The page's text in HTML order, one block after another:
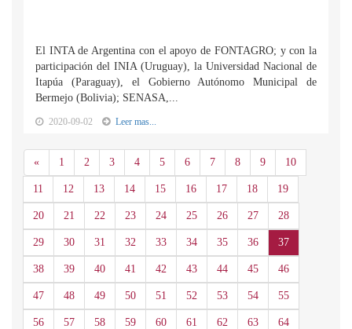
El INTA de Argentina con el apoyo de FONTAGRO; y con la
participación del INIA (Uruguay), la Universidad Nacional de
Itapúa (Paraguay), el Gobierno Autónomo Municipal de
Bermejo (Bolivia); SENASA,...
2020-09-02 Leer mas...
«Anterior
1 2 3 4 5 6 7 8 9 10
11 12 13 14 15 16 17 18 19
20 21 22 23 24 25 26 27 28
29 30 31 32 33 34 35 36 37
38 39 40 41 42 43 44 45 46
47 48 49 50 51 52 53 54 55
56 57 58 59 60 61 62 63 64